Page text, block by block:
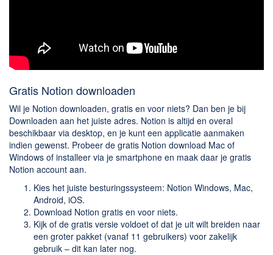
Gratis Notion downloaden
Wil je Notion downloaden, gratis en voor niets? Dan ben je bij
Downloaden aan het juiste adres. Notion is altijd en overal
beschikbaar via desktop, en je kunt een applicatie aanmaken
indien gewenst. Probeer de gratis Notion download Mac of
Windows of installeer via je smartphone en maak daar je gratis
Notion account aan.
Kies het juiste besturingssysteem: Notion Windows, Mac,
Android, iOS.
Download Notion gratis en voor niets.
Kijk of de gratis versie voldoet of dat je uit wilt breiden naar
een groter pakket (vanaf 11 gebruikers) voor zakelijk
gebruik – dit kan later nog.